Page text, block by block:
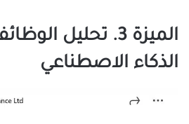
الميزة 3. تحليل
الذكاء الاصطناعي